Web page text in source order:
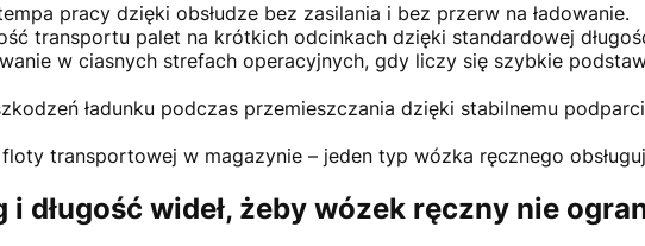
pracy dzięki obsłudze bez zasilania i bez przerw na ładowanie.
transportu palet na krótkich odcinkach dzięki standardowej
w ciasnych strefach operacyjnych, gdy liczy się szybkie
ładunku podczas przemieszczania dzięki stabilnemu
transportowej w magazynie – jeden typ wózka ręcznego
długość wideł, żeby wózek ręczny nie